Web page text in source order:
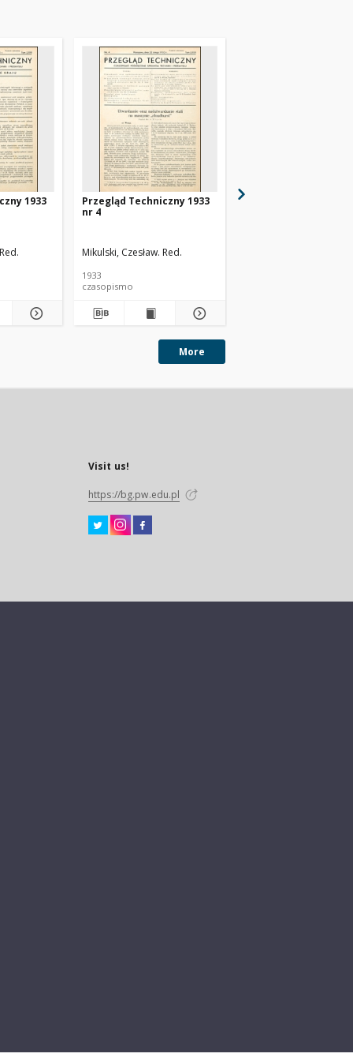
1933
Przegląd Techniczny 1933
nr 4
Mikulski, Czesław. Red.
1933
czasopismo
More
Visit us!
https://bg.pw.edu.pl